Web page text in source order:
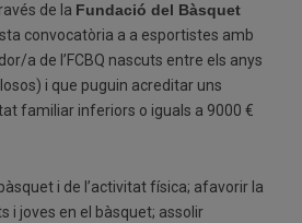
de la Fundació del Bàsquet
convocatòria a a esportistes amb
a de l’FCBQ nascuts entre els anys
i que puguin acreditar uns
familiar inferiors o iguals a 9000 €
i de l’activitat física; afavorir la
i joves en el bàsquet; assolir